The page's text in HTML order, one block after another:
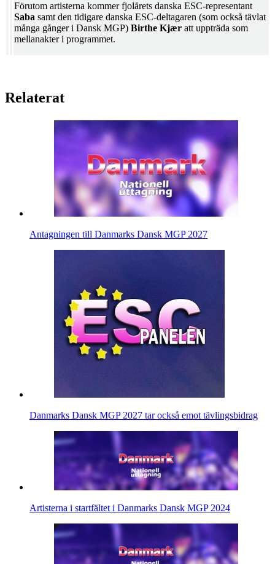
Förutom artisterna kommer fjolårets danska ESC-representant
Saba samt den tidigare danska ESC-deltagaren (som också tävlat
många gånger i Dansk MGP) Birthe Kjær att uppträda som
mellanakter i programmet.
Relaterat
Antagningen till Danmarks Dansk MGP 2027
Danmarks Dansk MGP 2027 tar också emot tävlingsbidrag
Artisterna i startfältet i Danmarks Dansk MGP 2024